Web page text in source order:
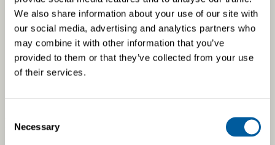
We also share information about your use of our site with
our social media, advertising and analytics partners who
may combine it with other information that you’ve
provided to them or that they’ve collected from your use
of their services.
Selection
Necessary
vastaanottoilmoitus
Ilmoittaja saa vastaanottoilmoituksen seitsemän päivän
kuluessa ilmoituksen vastaanottamisesta ilmoituskanavan
väärinkäytösilmoituksena, ilmoittajalle ilmoitetaan asian